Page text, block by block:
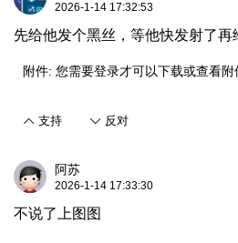
2026-1-14 17:32:53
先给他发个黑丝，等他快发射了
附件: 您需要登录才可以下载或查看附
支持 反对
阿苏
2026-1-14 17:33:30
不说了上图图